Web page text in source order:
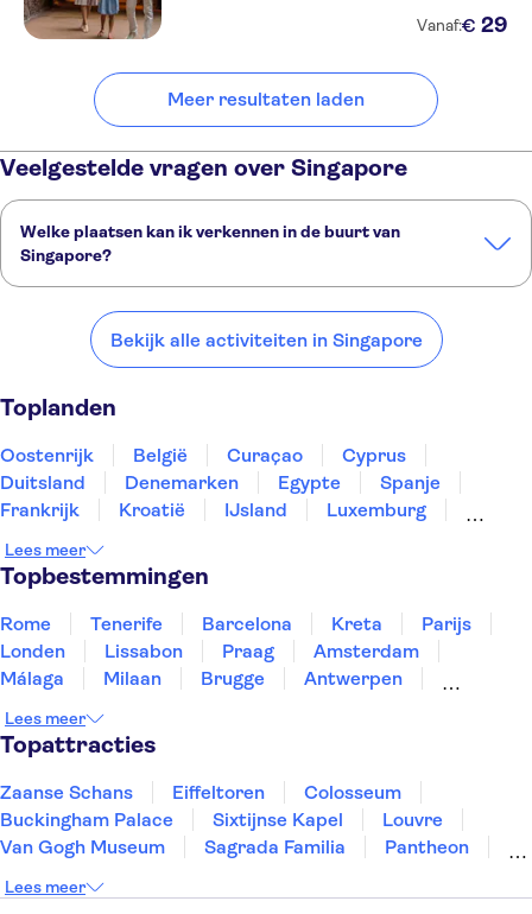
Vanaf:€ 29
Meer resultaten laden
Veelgestelde vragen over Singapore
Welke plaatsen kan ik verkennen in de buurt van
Singapore?
buurt van Singapore:
Johor Bahru Malacca Kuala Lumpur
Bekijk alle activiteiten in Singapore
Toplanden
Oostenrijk België Curaçao
Cyprus
Duitsland
Denemarken Egypte
Spanje
Frankrijk
Kroatië IJsland
Luxemburg
Slovenië
Thailand
Lees meer
Topbestemmingen
Rome Tenerife Barcelona Kreta
Parijs
Londen
Lissabon Praag
Amsterdam
Málaga
Milaan Brugge
Antwerpen
Eindhoven
Lees meer
Topattracties
Zaanse Schans Eiffeltoren
Colosseum
Buckingham Palace
Sixtijnse Kapel
Louvre
Van Gogh Museum
Sagrada Familia
Pantheon
Keukenhof
ARTIS
Edinburgh Castle
Lees meer